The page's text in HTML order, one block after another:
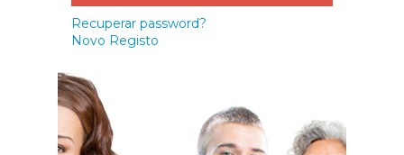
Recuperar password?
Novo Registo